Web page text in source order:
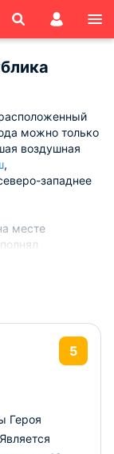
можно только
воздушная
,
западнее
месте
и Харьковом.
терминала
составляет
как
Здание
внутри
5
Героя